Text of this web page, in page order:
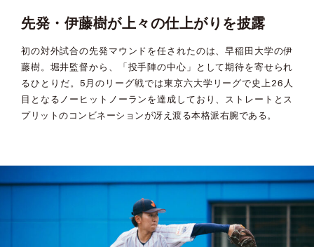
先発・伊藤樹が上々の仕上がりを披露
初の対外試合の先発マウンドを任されたのは、早稲田大学の伊
藤樹。堀井監督から、「投手陣の中心」として期待を寄せられ
るひとりだ。5月のリーグ戦では東京六大学リーグで史上26人
目となるノーヒットノーランを達成しており、ストレートとス
プリットのコンビネーションが冴え渡る本格派右腕である。